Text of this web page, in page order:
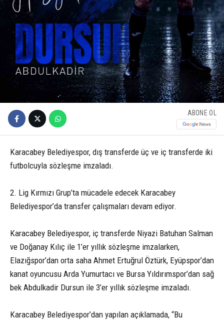
ABONE OL
Karacabey Belediyespor, dış transferde üç ve iç transferde iki
futbolcuyla sözleşme imzaladı.
2. Lig Kırmızı Grup’ta mücadele edecek Karacabey
Belediyespor’da transfer çalışmaları devam ediyor.
Karacabey Belediyespor, iç transferde Niyazi Batuhan Salman
ve Doğanay Kılıç ile 1’er yıllık sözleşme imzalarken,
Elazığspor’dan orta saha Ahmet Ertuğrul Öztürk, Eyüpspor’dan
kanat oyuncusu Arda Yumurtacı ve Bursa Yıldırımspor’dan sağ
bek Abdulkadir Dursun ile 3’er yıllık sözleşme imzaladı.
Karacabey Belediyespor’dan yapılan açıklamada, “Bu